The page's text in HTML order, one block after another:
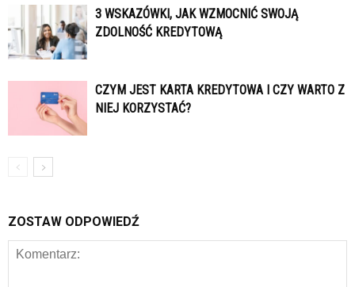
3 WSKAZÓWKI, JAK WZMOCNIĆ SWOJĄ
ZDOLNOŚĆ KREDYTOWĄ
CZYM JEST KARTA KREDYTOWA I CZY WARTO Z
NIEJ KORZYSTAĆ?
ZOSTAW ODPOWIEDŹ